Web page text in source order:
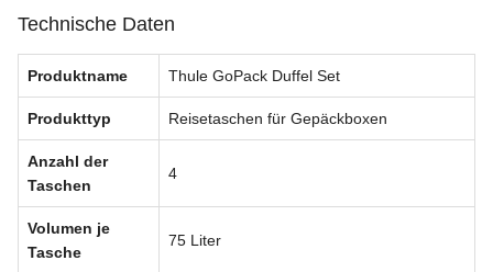
Technische Daten
Produktname Thule GoPack Duffel Set
Produkttyp Reisetaschen für Gepäckboxen
Anzahl der
Taschen
4
Volumen je
Tasche
75 Liter